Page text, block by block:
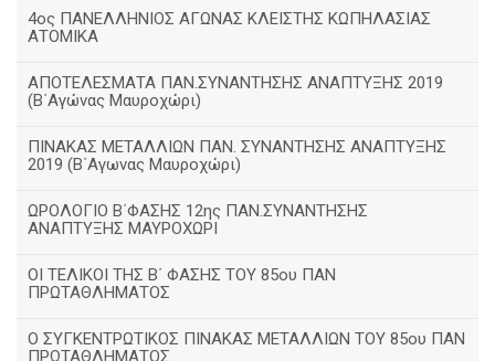
4ος ΠΑΝΕΛΛΗΝΙΟΣ ΑΓΩΝΑΣ ΚΛΕΙΣΤΗΣ ΚΩΠΗΛΑΣΙΑΣ
ΑΤΟΜΙΚΑ
ΑΠΟΤΕΛΕΣΜΑΤΑ ΠΑΝ.ΣΥΝΑΝΤΗΣΗΣ ΑΝΑΠΤΥΞΗΣ 2019
(B΄Αγώνας Μαυροχώρι)
ΠΙΝΑΚΑΣ ΜΕΤΑΛΛΙΩΝ ΠΑΝ. ΣΥΝΑΝΤΗΣΗΣ ΑΝΑΠΤΥΞΗΣ
2019 (Β΄Αγωνας Μαυροχώρι)
ΩΡΟΛΟΓΙΟ Β΄ΦΑΣΗΣ 12ης ΠΑΝ.ΣΥΝΑΝΤΗΣΗΣ
ΑΝΑΠΤΥΞΗΣ ΜΑΥΡΟΧΩΡΙ
ΟΙ ΤΕΛΙΚΟΙ ΤΗΣ Β΄ ΦΑΣΗΣ ΤΟΥ 85ου ΠΑΝ
ΠΡΩΤΑΘΛΗΜΑΤΟΣ
Ο ΣΥΓΚΕΝΤΡΩΤΙΚΟΣ ΠΙΝΑΚΑΣ ΜΕΤΑΛΛΙΩΝ ΤΟΥ 85ου ΠΑΝ
ΠΡΩΤΑΘΛΗΜΑΤΟΣ